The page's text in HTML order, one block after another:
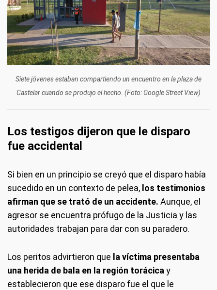
Siete jóvenes estaban compartiendo un encuentro en la plaza de
Castelar cuando se produjo el hecho. (Foto: Google Street View)
Los testigos dijeron que le disparo
fue accidental
Si bien en un principio se creyó que el disparo había
sucedido en un contexto de pelea, los testimonios
afirman que se trató de un accidente. Aunque, el
agresor se encuentra prófugo de la Justicia y las
autoridades trabajan para dar con su paradero.
Los peritos advirtieron que la víctima presentaba
una herida de bala en la región torácicay
establecieron que ese disparo fue el que le